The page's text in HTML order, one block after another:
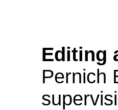
Editing
Pernich